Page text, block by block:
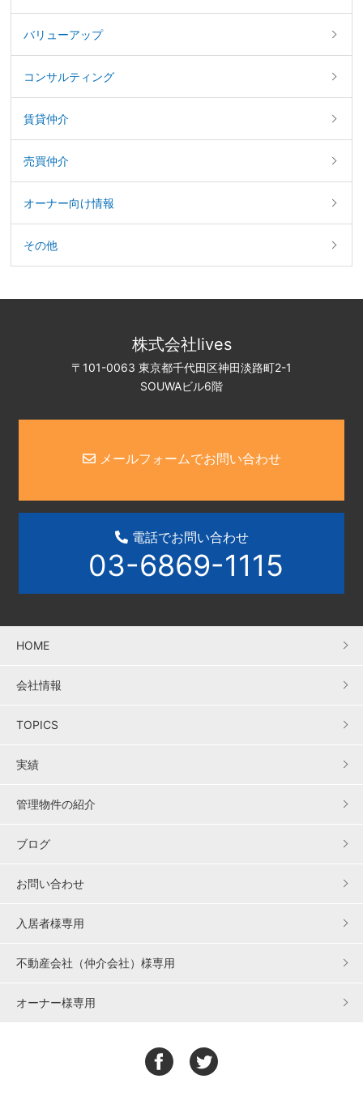
バリューアップ
コンサルティング
賃貸仲介
売買仲介
オーナー向け情報
その他
株式会社lives
〒101-0063 東京都千代田区神田淡路町2-1
SOUWAビル6階
メールフォームでお問い合わせ
電話でお問い合わせ
03-6869-1115
HOME
会社情報
TOPICS
実績
管理物件の紹介
ブログ
お問い合わせ
入居者様専用
不動産会社（仲介会社）様専用
オーナー様専用